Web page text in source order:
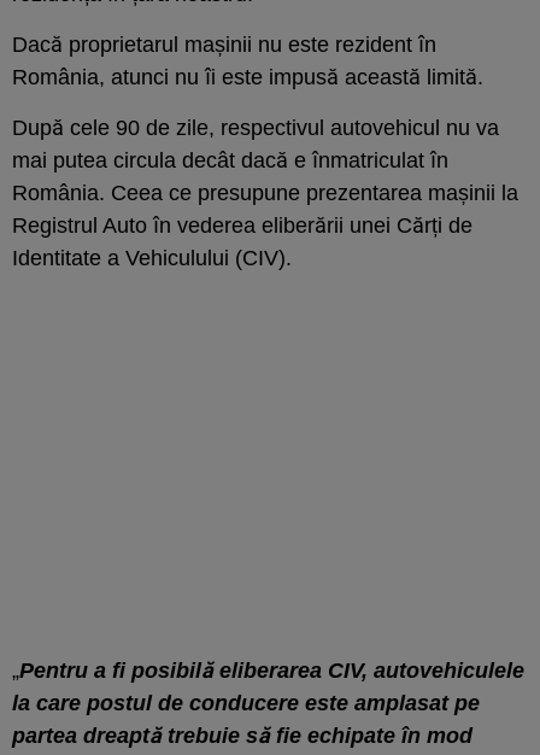
Dacă proprietarul mașinii nu este rezident în
România, atunci nu îi este impusă această limită.
După cele 90 de zile, respectivul autovehicul nu va
mai putea circula decât dacă e înmatriculat în
România. Ceea ce presupune prezentarea mașinii la
Registrul Auto în vederea eliberării unei Cărți de
Identitate a Vehiculului (CIV).
„Pentru a fi posibilă eliberarea CIV, autovehiculele
la care postul de conducere este amplasat pe
partea dreaptă trebuie să fie echipate în mod